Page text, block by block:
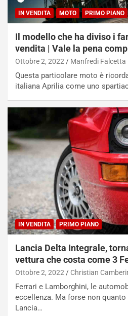
IN VENDITA MOTO PRIMO PIANO
Il modello che ha diviso i
vendita | Vale la pena
Ottobre 2, 2022 Manfredi Falcetta
Questa particolare moto è
italiana Aprilia come uno
IN VENDITA PRIMO PIANO
Lancia Delta Integrale,
vettura che costa come 3
Ottobre 2, 2022 Christian
Ferrari e Lamborghini, le
eccellenza. Ma forse non
Lancia…
a
u
n
S
U
V
E
t
i
f
i
c
a
N
o
n
P
g
n
A
S
m
e
n
c
a
C
o
s
a
o
t
t
u
a
a
S
e